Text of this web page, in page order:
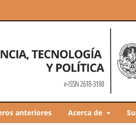
anteriores Acerca de